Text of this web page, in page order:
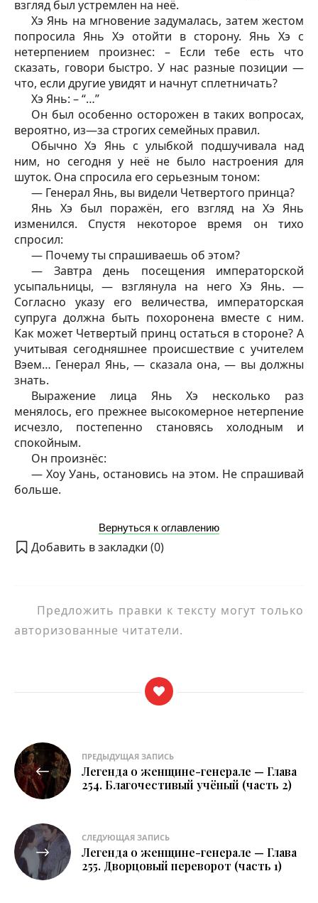
взгляд был устремлен на неё.
Хэ Янь на мгновение задумалась, затем жестом
попросила Янь Хэ отойти в сторону. Янь Хэ с
нетерпением произнес: – Если тебе есть что
сказать, говори быстро. У нас разные позиции —
что, если другие увидят и начнут сплетничать?
Хэ Янь: – “…”
Он был особенно осторожен в таких вопросах,
вероятно, из—за строгих семейных правил.
Обычно Хэ Янь с улыбкой подшучивала над
ним, но сегодня у неё не было настроения для
шуток. Она спросила его серьезным тоном:
— Генерал Янь, вы видели Четвертого принца?
Янь Хэ был поражён, его взгляд на Хэ Янь
изменился. Спустя некоторое время он тихо
спросил:
— Почему ты спрашиваешь об этом?
— Завтра день посещения императорской
усыпальницы, — взглянула на него Хэ Янь. —
Согласно указу его величества, императорская
супруга должна быть похоронена вместе с ним.
Как может Четвертый принц остаться в стороне? А
учитывая сегодняшнее происшествие с учителем
Вэем… Генерал Янь, — сказала она, — вы должны
знать.
Выражение лица Янь Хэ несколько раз
менялось, его прежнее высокомерное нетерпение
исчезло, постепенно становясь холодным и
спокойным.
Он произнёс:
— Хоу Уань, остановись на этом. Не спрашивай
больше.
Вернуться к оглавлению
Добавить в закладки (0)
Предложить правки к тексту могут только
авторизованные читатели.
Навигация
по
записям
ПРЕДЫДУЩАЯ ЗАПИСЬ
Легенда о женщине-генерале — Глава
254. Благочестивый учёный (часть 2)
СЛЕДУЮЩАЯ ЗАПИСЬ
Легенда о женщине-генерале — Глава
255. Дворцовый переворот (часть 1)